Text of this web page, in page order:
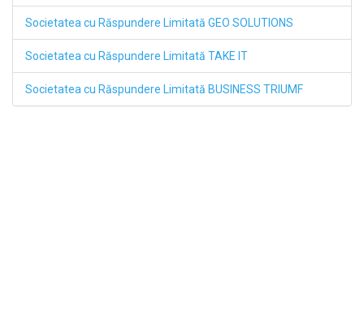
Societatea cu Răspundere Limitată GEO SOLUTIONS
Societatea cu Răspundere Limitată TAKE IT
Societatea cu Răspundere Limitată BUSINESS TRIUMF